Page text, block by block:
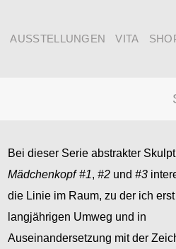
AUSSTELLUNGEN VITA
Bei dieser Serie abstrakter
Mädchenkopf #1, #2 und #3
die Linie im Raum, zu der ich
langjährigen Umweg und in
Auseinandersetzung mit der